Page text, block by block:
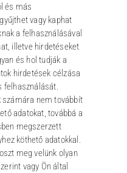
és más
vagy kaphat
a felhasználásával
illetve hirdetéseket
és hol tudják a
hirdetések célzása
felhasználását.
számára nem továbbít
adatokat, továbbá a
megszerzett
köthető adatokkal.
meg velünk olyan
vagy Ön által